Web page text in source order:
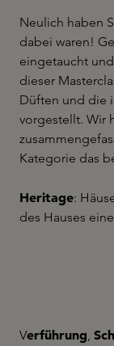
Neulich haben
dabei waren!
eingetaucht
dieser
Düften und die
vorgestellt. Wir
Kategorie das
Heritage:
des Hauses
Verführung,